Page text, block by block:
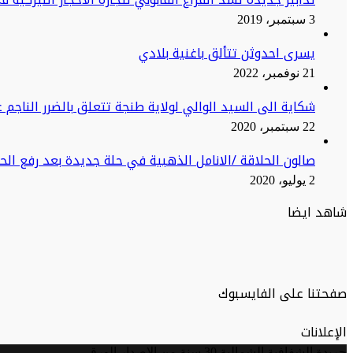
3 سبتمبر، 2019
يسرى احدوثن تتألق باغنية بلادي
21 نوفمبر، 2022
شكاية الى السيد الوالي لولاية طنجة تتعلق بالضرر
22 سبتمبر، 2020
صالون الحلاقة /الانامل الذهبية في حلة جديدة بعد رفع
2 يوليو، 2020
شاهد ايضا
صفحتنا على الفايسبوك
الإعلانات